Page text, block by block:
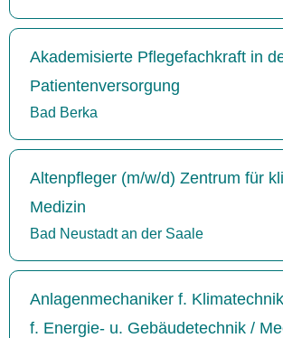
Akademisierte Pflegefachkraft in
Patientenversorgung
Bad Berka
Altenpfleger (m/w/d) Zentrum für
Medizin
Bad Neustadt an der Saale
Anlagenmechaniker f.
f. Energie- u. Gebäudetechnik /